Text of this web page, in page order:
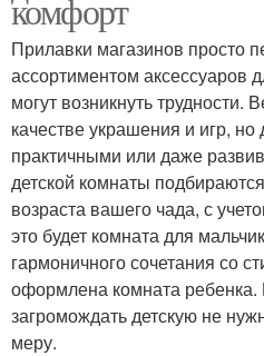
комфорт
Прилавки магазинов просто
ассортиментом аксессуаров
могут возникнуть трудности.
качестве украшения и игр,
практичными или даже
детской комнаты
возраста вашего чада, с
это будет комната для
гармоничного сочетания со
оформлена комната
загромождать детскую не
меру.